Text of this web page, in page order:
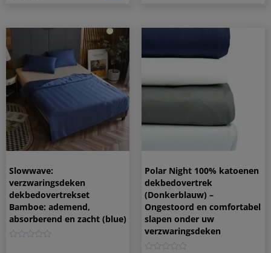
Slowwave:
verzwaringsdeken
dekbedovertrekset
Bamboe: ademend,
absorberend en zacht (blue)
Polar Night 100% katoenen
dekbedovertrek
(Donkerblauw) –
Ongestoord en comfortabel
slapen onder uw
verzwaringsdeken